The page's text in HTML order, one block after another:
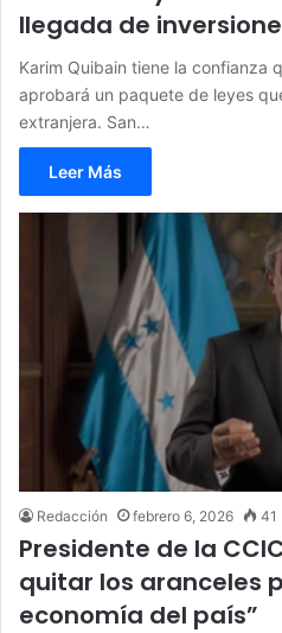
llegada de
Karim Quibain tiene la confianza
aprobará un paquete de leyes
extranjera. San…
Leer Más
Redacción febrero 6, 2026 41
Presidente de la
quitar los aranceles
economía del país”